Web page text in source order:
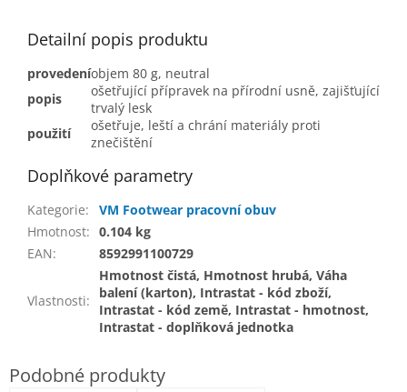
Detailní popis produktu
provedeníobjem 80 g, neutral
popis
ošetřující přípravek na přírodní usně, zajišťující
trvalý lesk
použití
ošetřuje, leští a chrání materiály proti
znečištění
Doplňkové parametry
Kategorie:
VM Footwear pracovní obuv
Hmotnost: 0.104 kg
EAN: 8592991100729
Vlastnosti:
Hmotnost čistá, Hmotnost hrubá, Váha
balení (karton), Intrastat - kód zboží,
Intrastat - kód země, Intrastat - hmotnost,
Intrastat - doplňková jednotka